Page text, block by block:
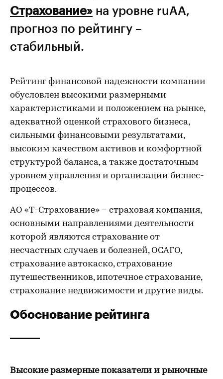
Страхование» на уровне ruАА,
прогноз по рейтингу –
стабильный.
Рейтинг финансовой надежности компании
обусловлен высокими размерными
характеристиками и положением на рынке,
адекватной оценкой страхового бизнеса,
сильными финансовыми результатами,
высоким качеством активов и комфортной
структурой баланса, а также достаточным
уровнем управления и организации бизнес-
процессов.
АО «Т-Страхование» – страховая компания,
основными направлениями деятельности
которой являются страхование от
несчастных случаев и болезней, ОСАГО,
страхование автокаско, страхование
путешественников, ипотечное страхование,
страхование недвижимости и другие виды.
Обоснование рейтинга
Высокие размерные показатели и рыночные